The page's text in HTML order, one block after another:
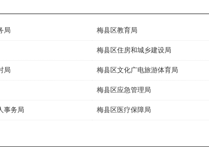
局 梅县区教育局
梅县区住房和城乡建设局
局 梅县区文化广电旅游体育局
梅县区应急管理局
事务局 梅县区医疗保障局